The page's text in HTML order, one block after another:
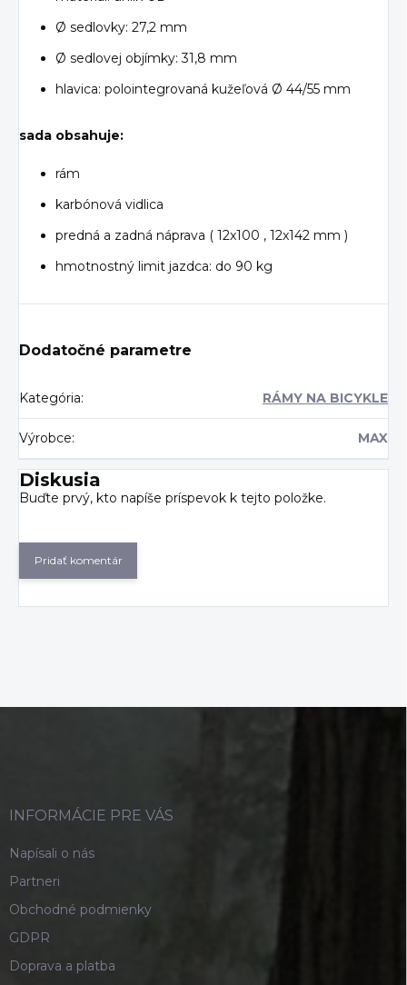
Ø sedlovky: 27,2 mm
Ø sedlovej objímky: 31,8 mm
hlavica: polointegrovaná kužeľová Ø 44/55 mm
sada obsahuje:
rám
karbónová vidlica
predná a zadná náprava ( 12x100 , 12x142 mm )
hmotnostný limit jazdca: do 90 kg
Dodatočné parametre
Kategória: RÁMY NA BICYKLE
Výrobce: MAX
Diskusia
Buďte prvý, kto napíše príspevok k tejto položke.
Pridať komentár
INFORMÁCIE PRE VÁS
Napísali o nás
Partneri
Obchodné podmienky
GDPR
Doprava a platba